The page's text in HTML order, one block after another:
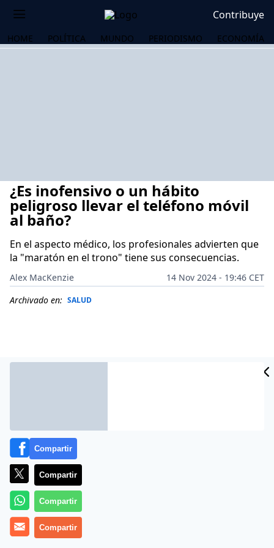
Contribuye
HOME POLÍTICA MUNDO PERIODISMO ECONOMÍA
¿Es inofensivo o un hábito
peligroso llevar el teléfono móvil
al baño?
En el aspecto médico, los profesionales advierten que
la "maratón en el trono" tiene sus consecuencias.
Alex MacKenzie
14 Nov 2024 - 19:46 CET
Archivado en: SALUD
Más información
Compartir
Compartir
Compartir
Compartir